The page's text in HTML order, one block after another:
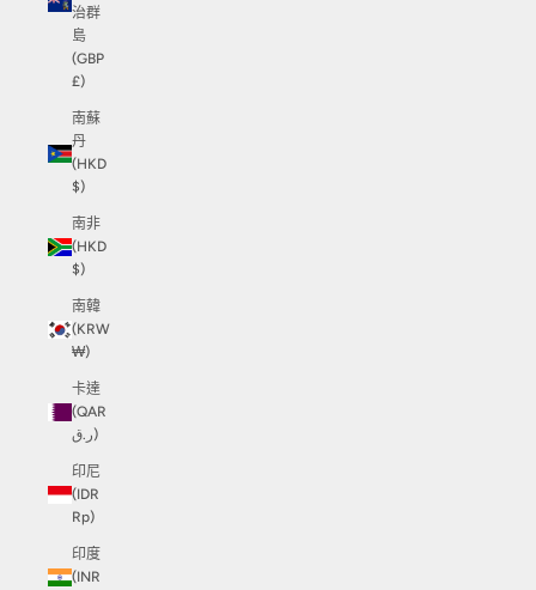
治群
島
(GBP
£)
南蘇
丹
(HKD
$)
南非
(HKD
$)
南韓
(KRW
₩)
卡達
(QAR
ر.ق)
印尼
(IDR
Rp)
印度
(INR